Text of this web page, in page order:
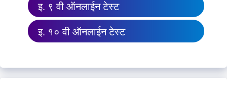
इ. ९ वी ऑनलाईन टेस्ट
इ. १० वी ऑनलाईन टेस्ट